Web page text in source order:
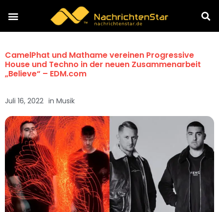
CamelPhat und Mathame vereinen Progressive
House und Techno in der neuen Zusammenarbeit
„Believe“ – EDM.com
Juli 16, 2022 in Musik